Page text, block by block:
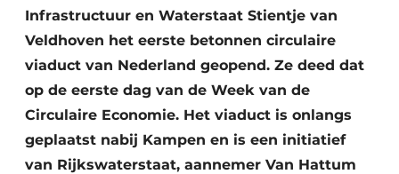
Fundering
Kopen/Huren/Leasen
Sloop & Recycling
Bouwtransport
Infrastructuur en Waterstaat Stientje van
Veldhoven het eerste betonnen circulaire
viaduct van Nederland geopend. Ze deed dat
op de eerste dag van de Week van de
Circulaire Economie. Het viaduct is onlangs
geplaatst nabij Kampen en is een initiatief
van Rijkswaterstaat, aannemer Van Hattum